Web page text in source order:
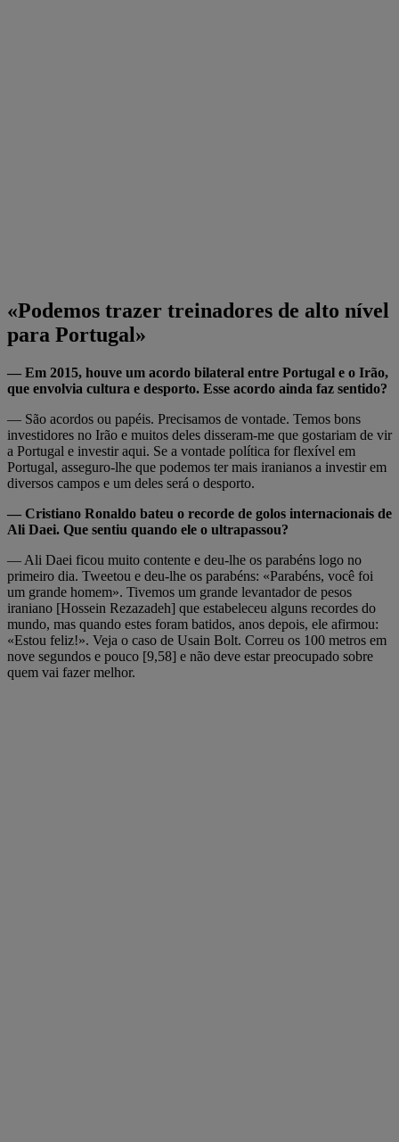
«Podemos trazer treinadores de alto nível
para Portugal»
— Em 2015, houve um acordo bilateral entre Portugal e o Irão,
que envolvia cultura e desporto. Esse acordo ainda faz sentido?
— São acordos ou papéis. Precisamos de vontade. Temos bons
investidores no Irão e muitos deles disseram-me que gostariam de vir
a Portugal e investir aqui. Se a vontade política for flexível em
Portugal, asseguro-lhe que podemos ter mais iranianos a investir em
diversos campos e um deles será o desporto.
— Cristiano Ronaldo bateu o recorde de golos internacionais de
Ali Daei. Que sentiu quando ele o ultrapassou?
— Ali Daei ficou muito contente e deu-lhe os parabéns logo no
primeiro dia. Tweetou e deu-lhe os parabéns: «Parabéns, você foi
um grande homem». Tivemos um grande levantador de pesos
iraniano [Hossein Rezazadeh] que estabeleceu alguns recordes do
mundo, mas quando estes foram batidos, anos depois, ele afirmou:
«Estou feliz!». Veja o caso de Usain Bolt. Correu os 100 metros em
nove segundos e pouco [9,58] e não deve estar preocupado sobre
quem vai fazer melhor.